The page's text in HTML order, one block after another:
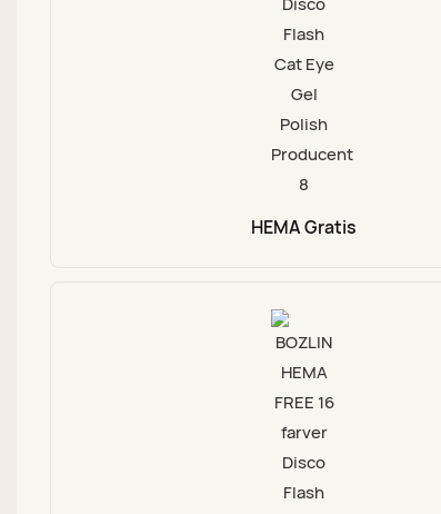
HEMA Gratis